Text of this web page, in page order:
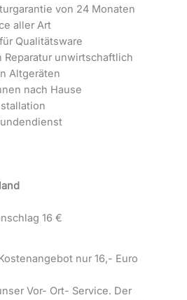
von 24 Monaten
aller Art
Qualitätsware
Reparatur unwirtschaftlich
Altgeräten
nach Hause
16 €
nur 16,- Euro
Vor- Ort- Service. Der